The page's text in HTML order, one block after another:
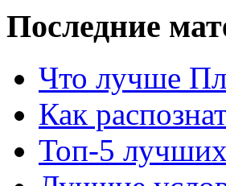
Последние
Что лучше
Как
Топ-5